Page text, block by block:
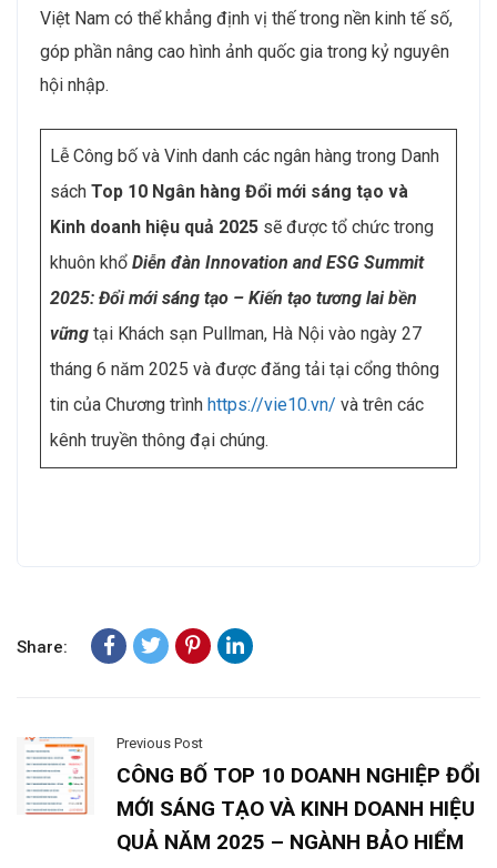
Việt Nam có thể khẳng định vị thế trong nền kinh tế số,
góp phần nâng cao hình ảnh quốc gia trong kỷ nguyên
hội nhập.
Lễ Công bố và Vinh danh các ngân hàng trong Danh
sách Top 10 Ngân hàng Đổi mới sáng tạo và
Kinh doanh hiệu quả 2025 sẽ được tổ chức trong
khuôn khổ Diễn đàn Innovation and ESG Summit
2025: Đổi mới sáng tạo – Kiến tạo tương lai bền
vững tại Khách sạn Pullman, Hà Nội vào ngày 27
tháng 6 năm 2025 và được đăng tải tại cổng thông
tin của Chương trình https://vie10.vn/ và trên các
kênh truyền thông đại chúng.
Share:
Previous Post
CÔNG BỐ TOP 10 DOANH NGHIỆP ĐỔI
MỚI SÁNG TẠO VÀ KINH DOANH HIỆU
QUẢ NĂM 2025 – NGÀNH BẢO HIỂM